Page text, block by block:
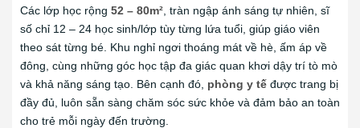
Các lớp học rộng 52 – 80m² , tràn ngập ánh sáng tự nhiên, sĩ
số chỉ 12 – 24 học sinh/lớp tùy từng lứa tuổi, giúp giáo viên
theo sát từng bé. Khu nghỉ ngơi thoáng mát về hè, ấm áp về
đông, cùng những góc học tập đa giác quan khơi dậy trí tò mò
và khả năng sáng tạo. Bên cạnh đó, phòng y tế được trang bị
đầy đủ, luôn sẵn sàng chăm sóc sức khỏe và đảm bảo an toàn
cho trẻ mỗi ngày đến trường.